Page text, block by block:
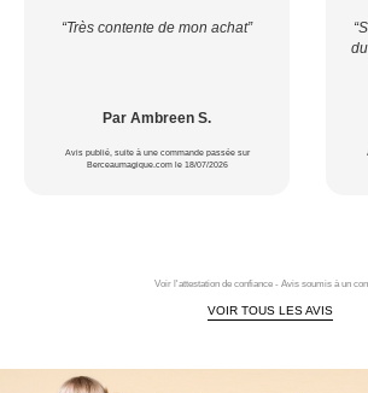
“Très contente de mon achat”
Par Ambreen S.
Avis publié, suite à une commande passée sur
Berceaumagique.com le 18/07/2026
Voir l'attestation de confiance - Avis soumis à un
VOIR TOUS LES AVIS